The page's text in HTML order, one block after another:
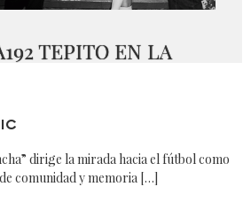
TEPITO EN LA
dirige la mirada hacia el fútbol como
comunidad y memoria […]